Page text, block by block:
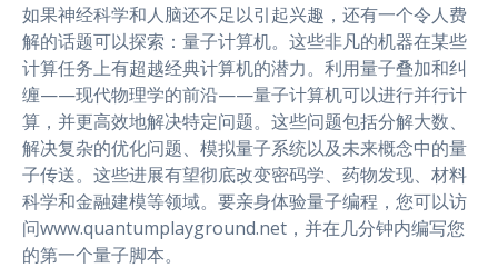
如果神经科学和人脑还不足以引起兴趣，还有一个令人费
解的话题可以探索：量子计算机。这些非凡的机器在某些
计算任务上有超越经典计算机的潜力。利用量子叠加和纠
缠——现代物理学的前沿——量子计算机可以进行并行计
算，并更高效地解决特定问题。这些问题包括分解大数、
解决复杂的优化问题、模拟量子系统以及未来概念中的量
子传送。这些进展有望彻底改变密码学、药物发现、材料
科学和金融建模等领域。要亲身体验量子编程，您可以访
问www.quantumplayground.net，并在几分钟内编写您
的第一个量子脚本。